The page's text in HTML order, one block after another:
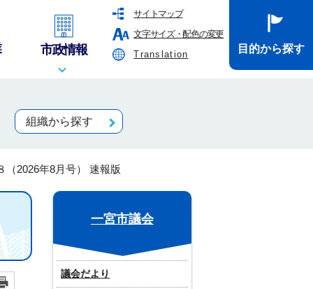
サイトマップ
文字サイズ・配色の変更
Translation
市政情報 目的から探す
組織から探す
（2026年8月号） 速報版
一宮市議会
議会だより